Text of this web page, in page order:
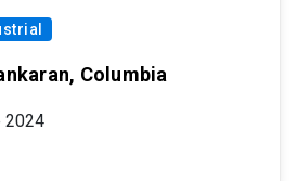
Columbia
2024